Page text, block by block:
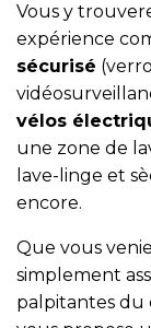
Vous y
expérience
sécurisé
vélos
une zone de
lave-linge et
encore.
Que vous
simplement
palpitantes du